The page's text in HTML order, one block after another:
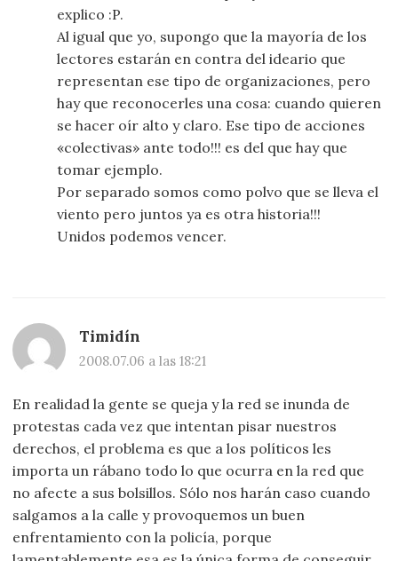
explico :P.
Al igual que yo, supongo que la mayoría de los
lectores estarán en contra del ideario que
representan ese tipo de organizaciones, pero
hay que reconocerles una cosa: cuando quieren
se hacer oír alto y claro. Ese tipo de acciones
«colectivas» ante todo!!! es del que hay que
tomar ejemplo.
Por separado somos como polvo que se lleva el
viento pero juntos ya es otra historia!!!
Unidos podemos vencer.
Timidín
2008.07.06 a las 18:21
En realidad la gente se queja y la red se inunda de
protestas cada vez que intentan pisar nuestros
derechos, el problema es que a los políticos les
importa un rábano todo lo que ocurra en la red que
no afecte a sus bolsillos. Sólo nos harán caso cuando
salgamos a la calle y provoquemos un buen
enfrentamiento con la policía, porque